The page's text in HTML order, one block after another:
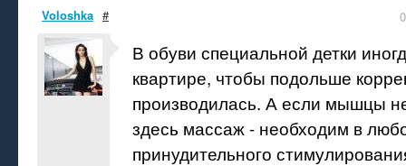
Voloshka # 0
В обуви специальной детки
квартире, чтобы подольше
производилась. А если мышцы
здесь массаж - необходим в
принудительного